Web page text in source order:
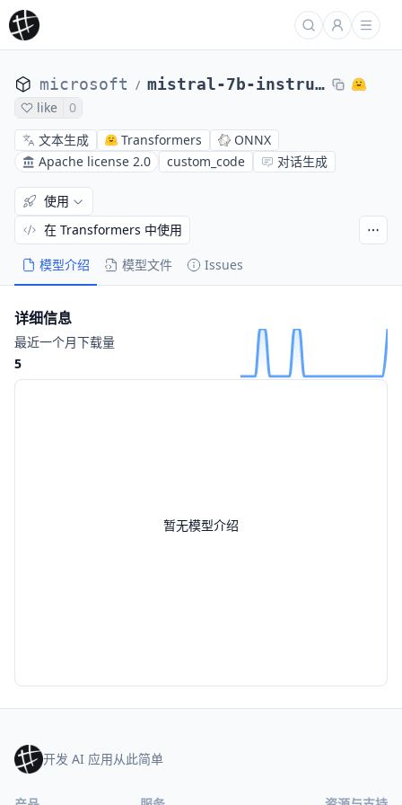
microsoft / mistral-7b-instruct-v0.2-ONNX
like
0
文本生成
Transformers
ONNX
Apache license 2.0
custom_code 对话生成
模型介绍 模型文件 Issues
使用
在 Transformers 中使用
暂无模型介绍
详细信息
最近一个月下载量
5
开发 AI 应用从此简单